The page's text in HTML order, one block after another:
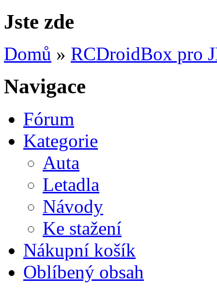
Jste zde
Domů » RCDroidBox pro
Navigace
Fórum
Kategorie
Auta
Letadla
Návody
Ke stažení
Nákupní košík
Oblíbený obsah